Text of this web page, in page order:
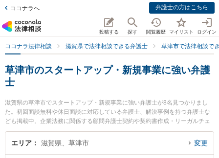
ココナラへ 弁護士の方はこちら
投稿する 探す 閲覧履歴 マイリスト ログイン
ココナラ法律相談 滋賀県で法律相談できる弁護士 草津市で法律相談で
草津市のスタートアップ・新規事業に強い弁護
士
滋賀県の草津市でスタートアップ・新規事業に強い弁護士が8名見つかりまし
た。初回面談無料や休日面談に対応している弁護士、解決事例を持つ弁護士な
ども掲載中。企業法務に関係する顧問弁護士契約や契約書作成・リーガルチェ
ック、雇用契約書・就業規則作成等の細かな分野での絞り込み検索もでき便利
です。特にベリーベスト法律事務所 滋賀草津オフィスの宇井 秀和弁護士やベリ
ーベスト法律事務所 滋賀草津オフィスの髙橋 咲衣弁護士、ミカン法律事務所の
エリア 滋賀県、草津市 変更